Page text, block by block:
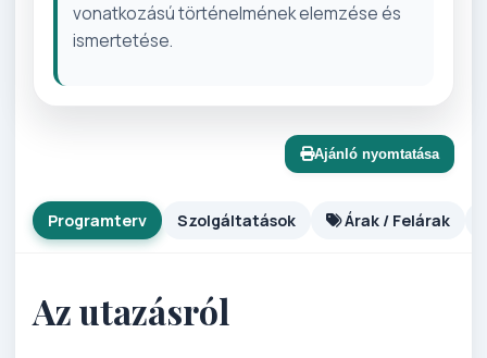
vonatkozású történelmének elemzése és
ismertetése.
Ajánló nyomtatása
Programterv Szolgáltatások Árak / Felárak
Az utazásról